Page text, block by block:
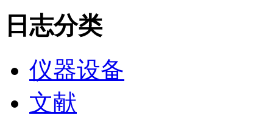
日志分类
仪器设备
文献